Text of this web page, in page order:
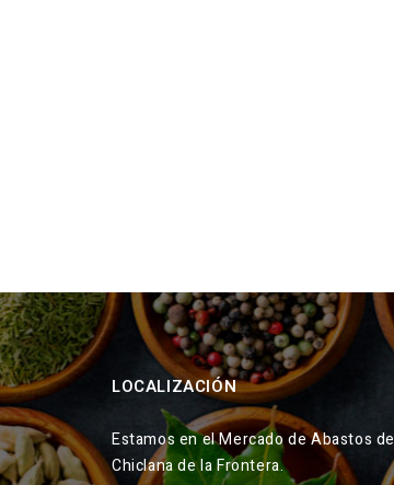
LOCALIZACIÓN
Estamos en el Mercado de Abastos de
Chiclana de la Frontera.